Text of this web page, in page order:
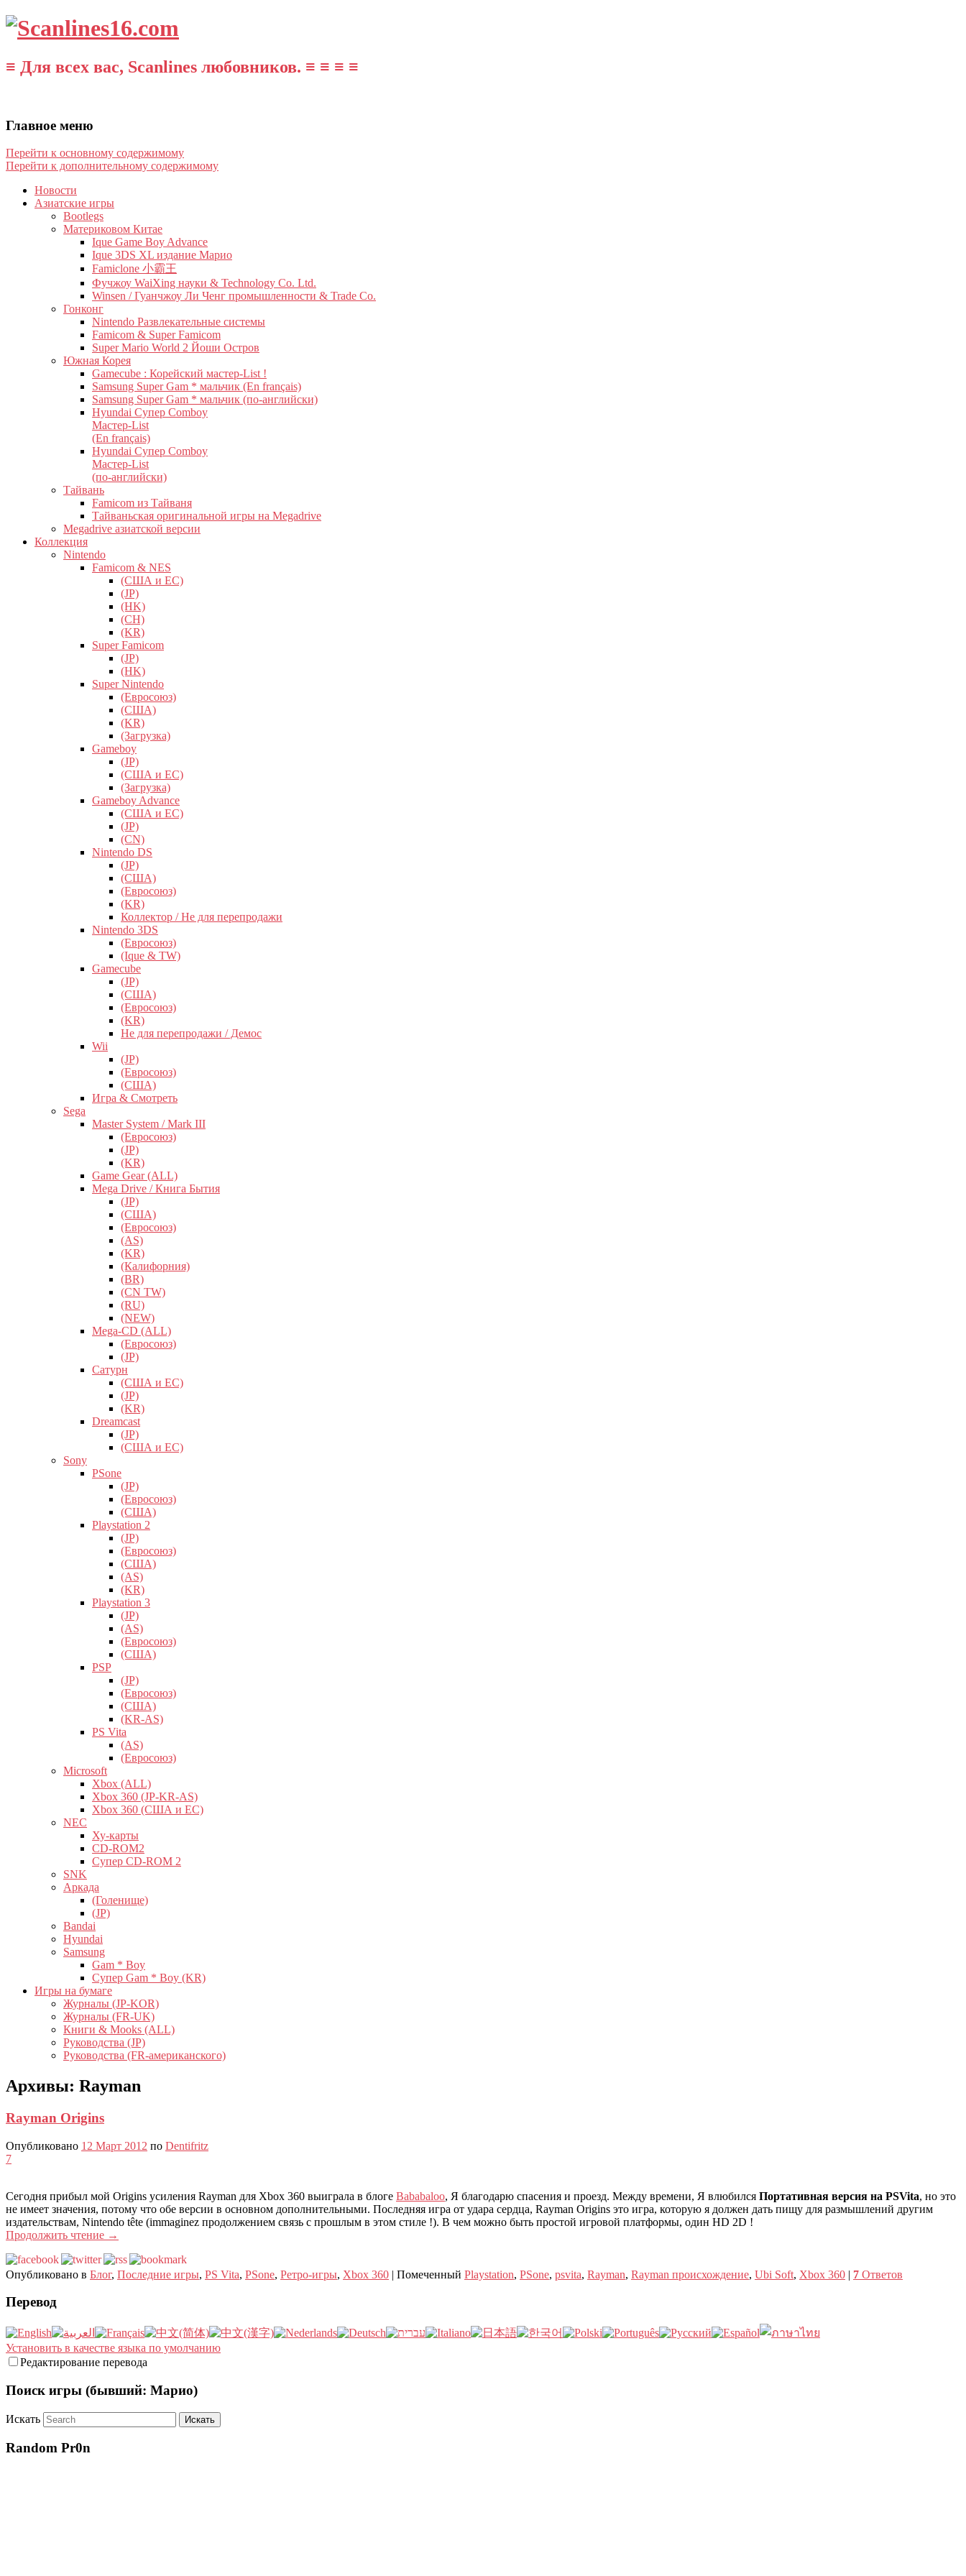
≡ Для всех вас, Scanlines любовников. ≡ ≡ ≡ ≡
Главное меню
Перейти к основному содержимому
Перейти к дополнительному содержимому
Новости
Азиатские игры
Bootlegs
Материковом Китае
Ique Game Boy Advance
Ique 3DS XL издание Марио
Famiclone 小霸王
Фучжоу WaiXing науки & Technology Co. Ltd.
Winsen / Гуанчжоу Ли Ченг промышленности & Trade Co.
Гонконг
Nintendo Развлекательные системы
Famicom & Super Famicom
Super Mario World 2 Йоши Остров
Южная Корея
Gamecube : Корейский мастер-List !
Samsung Super Gam * мальчик (En français)
Samsung Super Gam * мальчик (по-английски)
Hyundai Супер Comboy
Мастер-List
(En français)
Hyundai Супер Comboy
Мастер-List
(по-английски)
Тайвань
Famicom из Тайваня
Тайваньская оригинальной игры на Megadrive
Megadrive азиатской версии
Коллекция
Nintendo
Famicom & NES
(США и ЕС)
(JP)
(HK)
(CH)
(KR)
Super Famicom
(JP)
(HK)
Super Nintendo
(Евросоюз)
(США)
(KR)
(Загрузка)
Gameboy
(JP)
(США и ЕС)
(Загрузка)
Gameboy Advance
(США и ЕС)
(JP)
(CN)
Nintendo DS
(JP)
(США)
(Евросоюз)
(KR)
Коллектор / Не для перепродажи
Nintendo 3DS
(Евросоюз)
(Ique & TW)
Gamecube
(JP)
(США)
(Евросоюз)
(KR)
Не для перепродажи / Демос
Wii
(JP)
(Евросоюз)
(США)
Игра & Смотреть
Sega
Master System / Mark III
(Евросоюз)
(JP)
(KR)
Game Gear (ALL)
Mega Drive / Книга Бытия
(JP)
(США)
(Евросоюз)
(AS)
(KR)
(Калифорния)
(BR)
(CN TW)
(RU)
(NEW)
Mega-CD (ALL)
(Евросоюз)
(JP)
Сатурн
(США и ЕС)
(JP)
(KR)
Dreamcast
(JP)
(США и ЕС)
Sony
PSone
(JP)
(Евросоюз)
(США)
Playstation 2
(JP)
(Евросоюз)
(США)
(AS)
(KR)
Playstation 3
(JP)
(AS)
(Евросоюз)
(США)
PSP
(JP)
(Евросоюз)
(США)
(KR-AS)
PS Vita
(AS)
(Евросоюз)
Microsoft
Xbox (ALL)
Xbox 360 (JP-KR-AS)
Xbox 360 (США и ЕС)
NEC
Ху-карты
CD-ROM2
Супер CD-ROM 2
SNK
Аркада
(Голенище)
(JP)
Bandai
Hyundai
Samsung
Gam * Boy
Супер Gam * Boy (KR)
Игры на бумаге
Журналы (JP-KOR)
Журналы (FR-UK)
Книги & Mooks (ALL)
Руководства (JP)
Руководства (FR-американского)
Архивы: Rayman
Rayman Origins
Опубликовано 12 Март 2012 по Dentifritz
7
Сегодня прибыл мой Origins усиления Rayman для Xbox 360 выиграла в блоге Bababaloo, Я благодарю спасения и проезд. Между времени, Я влюбился Портативная версия на PSVita, но это
не имеет значения, потому что обе версии в основном дополнительными. Последняя игра от удара сердца, Rayman Origins это игра, которую я должен дать пищу для размышлений другим
издательствам, Nintendo tête (immaginez продолжением связь с прошлым в этом стиле !). В чем можно быть простой игровой платформы, один HD 2D !
Продолжить чтение →
Опубликовано в Блог, Последние игры, PS Vita, PSone, Ретро-игры, Xbox 360 | Помеченный Playstation, PSone, psvita, Rayman, Rayman происхождение, Ubi Soft, Xbox 360 | 7 Ответов
Перевод
Установить в качестве языка по умолчанию
Редактирование перевода
Поиск игры (бывший: Марио)
Искать
Random Pr0n